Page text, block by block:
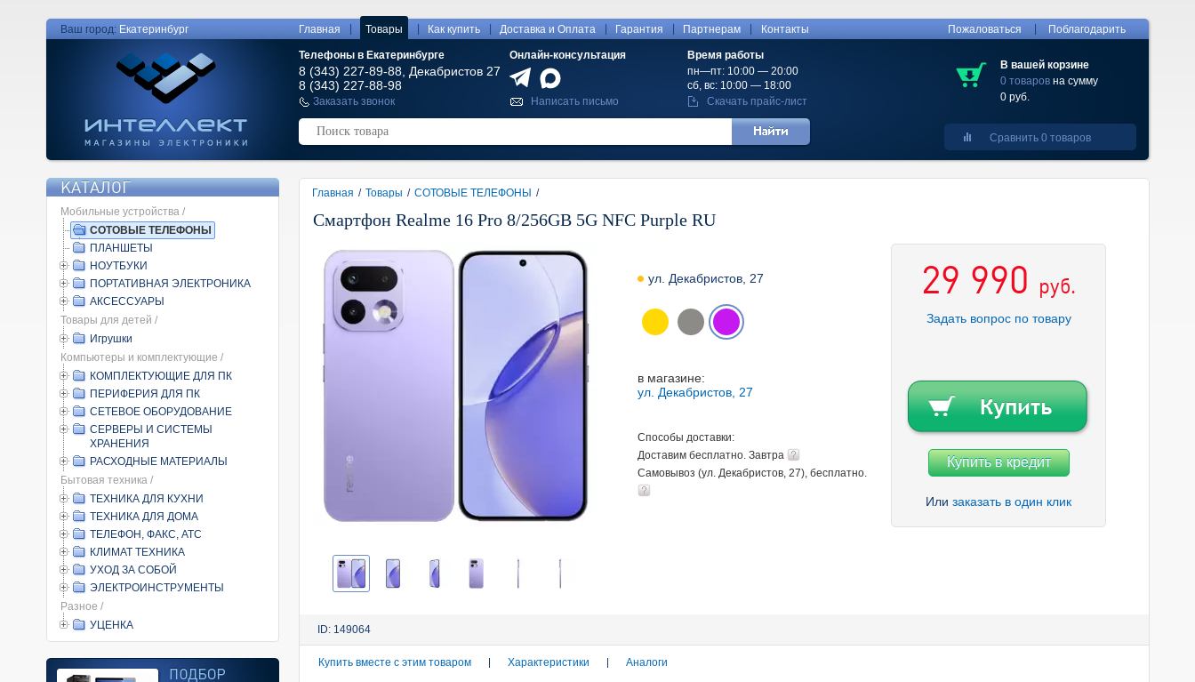
Ваш город: Екатеринбург Главная Товары Как купить Доставка и Оплата Гарантия Партнерам Контакты
Телефоны в Екатеринбурге
8 (343) 227-89-88, Декабристов 27
8 (343) 227-88-98
Онлайн-консультация
Время работы
пн—пт: 10:00 — 20:00
сб, вс: 10:00 — 18:00
Заказать звонок
Написать письмо Скачать прайс-лист
Пожаловаться Поблагодарить
В вашей корзине
0 товаров на сумму
0 руб.
Сравнить 0 товаров
КАТАЛОГ
Мобильные устройства /
СОТОВЫЕ ТЕЛЕФОНЫ
ПЛАНШЕТЫ
НОУТБУКИ
ПОРТАТИВНАЯ ЭЛЕКТРОНИКА
АКСЕССУАРЫ
Товары для детей /
Игрушки
Компьютеры и комплектующие /
КОМПЛЕКТУЮЩИЕ ДЛЯ ПК
ПЕРИФЕРИЯ ДЛЯ ПК
СЕТЕВОЕ ОБОРУДОВАНИЕ
СЕРВЕРЫ И СИСТЕМЫ
ХРАНЕНИЯ
РАСХОДНЫЕ МАТЕРИАЛЫ
Бытовая техника /
ТЕХНИКА ДЛЯ КУХНИ
ТЕХНИКА ДЛЯ ДОМА
ТЕЛЕФОН, ФАКС, АТС
КЛИМАТ ТЕХНИКА
УХОД ЗА СОБОЙ
ЭЛЕКТРОИНСТРУМЕНТЫ
Разное /
УЦЕНКА
Главная / Товары / СОТОВЫЕ ТЕЛЕФОНЫ /
Смартфон Realme 16 Pro 8/256GB 5G NFC Purple RU
ул. Декабристов, 27
в магазине:
ул. Декабристов, 27
Способы доставки:
Доставим бесплатно. Завтра
Самовывоз (ул. Декабристов, 27), бесплатно.
29 990 руб.
Задать вопрос по товару
Купить в кредит
Или заказать в один клик
ID: 149064
Купить вместе с этим товаром Характеристики Аналоги